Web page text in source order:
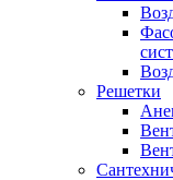
Решетки